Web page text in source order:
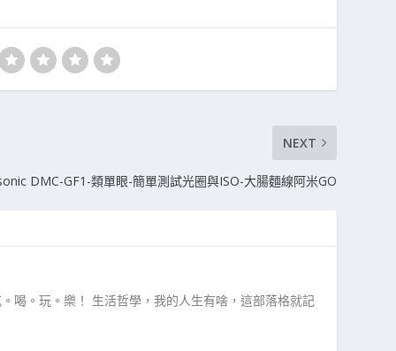
NEXT
DMC-GF1-類單眼-簡單測試光圈與ISO-大腸麵線阿米GO
喝。玩。樂！ 生活哲學，我的人生有啥，這部落格就記